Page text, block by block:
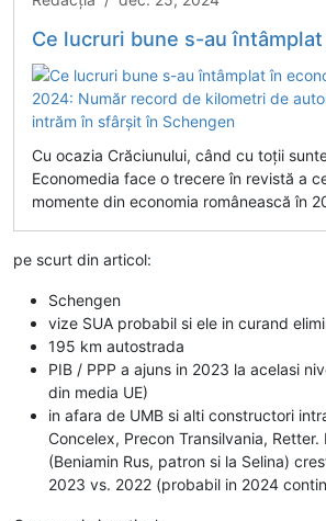
Ce lucruri bune s-au întâmplat în economia României în 2024: Număr record de kilometri de autostrăzi
Cu ocazia Crăciunului, când cu toții
Economedia face o trecere în revistă a
momente din economia românească în
pe scurt din articol:
Schengen
vize SUA probabil si ele in curand
195 km autostrada
PIB / PPP a ajuns in 2023 la acelasi
din media UE)
in afara de UMB si alti constructori
Concelex, Precon Transilvania, Retter.
(Beniamin Rus, patron si la Selina)
2023 vs. 2022 (probabil in 2024